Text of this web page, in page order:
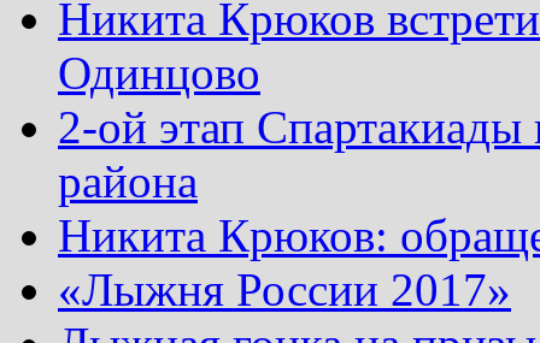
Никита Крюков
Одинцово
2-ой этап
района
Никита Крюков:
«Лыжня России 2017»